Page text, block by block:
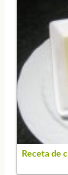
Receta de